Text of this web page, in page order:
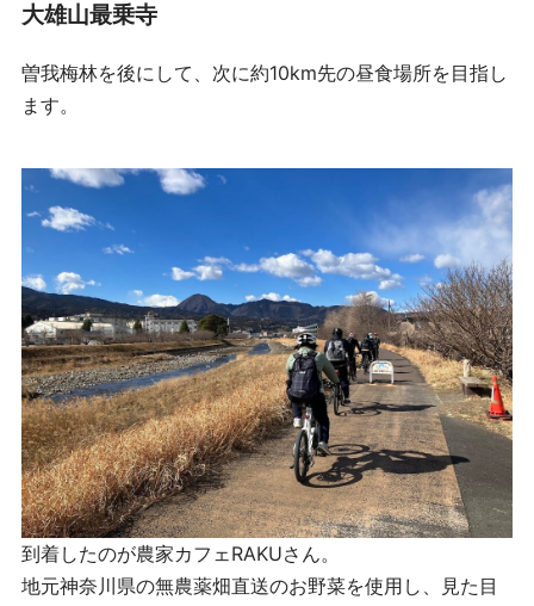
大雄山最乗寺
曽我梅林を後にして、次に約10km先の昼食場所を目指し
ます。
到着したのが農家カフェRAKUさん。
地元神奈川県の無農薬畑直送のお野菜を使用し、見た目